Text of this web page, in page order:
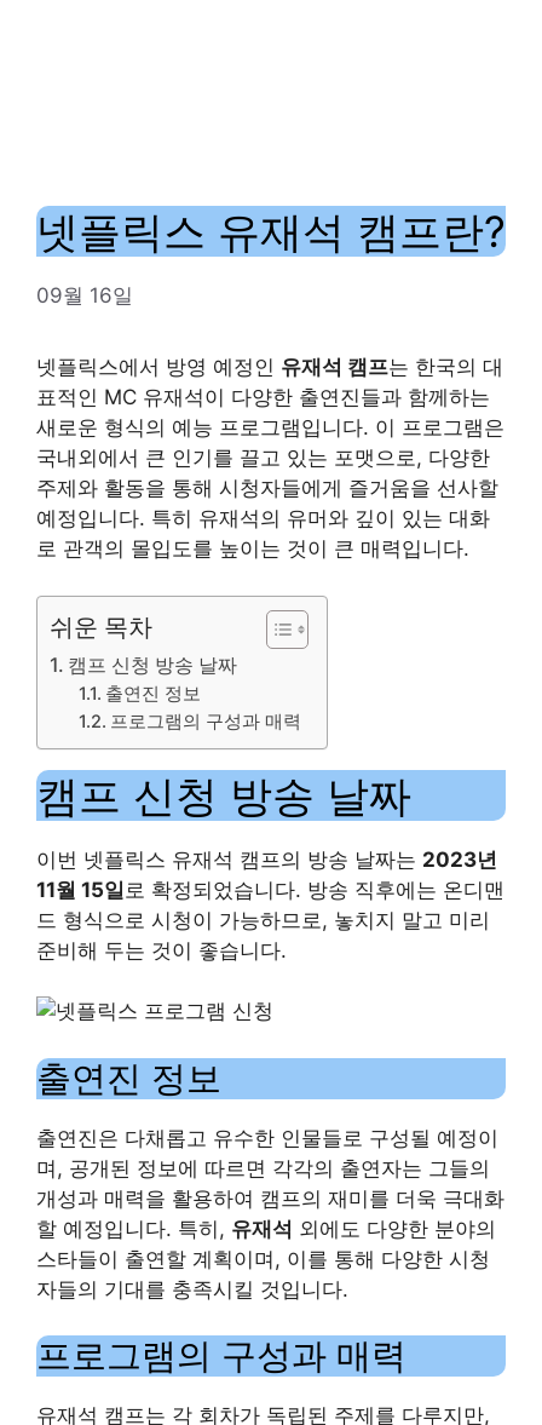
넷플릭스 유재석 캠프란?
09월 16일
넷플릭스에서 방영 예정인 유재석 캠프는 한국의 대
표적인 MC 유재석이 다양한 출연진들과 함께하는
새로운 형식의 예능 프로그램입니다. 이 프로그램은
국내외에서 큰 인기를 끌고 있는 포맷으로, 다양한
주제와 활동을 통해 시청자들에게 즐거움을 선사할
예정입니다. 특히 유재석의 유머와 깊이 있는 대화
로 관객의 몰입도를 높이는 것이 큰 매력입니다.
쉬운 목차
캠프 신청 방송 날짜
출연진 정보
프로그램의 구성과 매력
캠프 신청 방송 날짜
이번 넷플릭스 유재석 캠프의 방송 날짜는 2023년
11월 15일 로 확정되었습니다. 방송 직후에는 온디맨
드 형식으로 시청이 가능하므로, 놓치지 말고 미리
준비해 두는 것이 좋습니다.
출연진 정보
출연진은 다채롭고 유수한 인물들로 구성될 예정이
며, 공개된 정보에 따르면 각각의 출연자는 그들의
개성과 매력을 활용하여 캠프의 재미를 더욱 극대화
할 예정입니다. 특히, 유재석 외에도 다양한 분야의
스타들이 출연할 계획이며, 이를 통해 다양한 시청
자들의 기대를 충족시킬 것입니다.
프로그램의 구성과 매력
유재석 캠프는 각 회차가 독립된 주제를 다루지만,